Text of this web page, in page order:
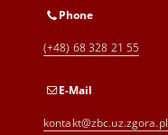
Phone
(+48) 68 328 21 55
E-Mail
kontakt@zbc.uz.zgora.pl